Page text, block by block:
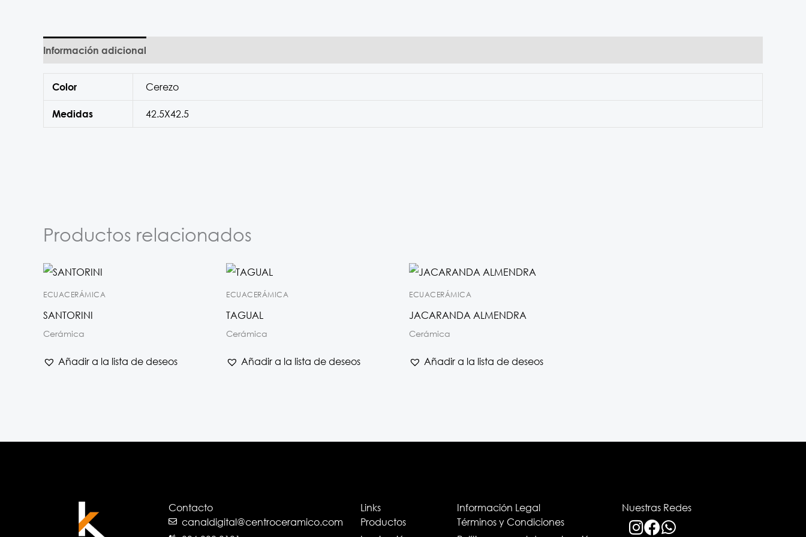
Información adicional
Color Cerezo
Medidas 42.5X42.5
Productos relacionados
ECUACERÁMICA
SANTORINI
Cerámica
Añadir a la lista de deseos
ECUACERÁMICA
TAGUAL
Cerámica
Añadir a la lista de deseos
ECUACERÁMICA
JACARANDA ALMENDRA
Cerámica
Añadir a la lista de deseos
Contacto
canaldigital@centroceramico.com
Links
Productos
Información Legal
Términos y Condiciones
Nuestras Redes